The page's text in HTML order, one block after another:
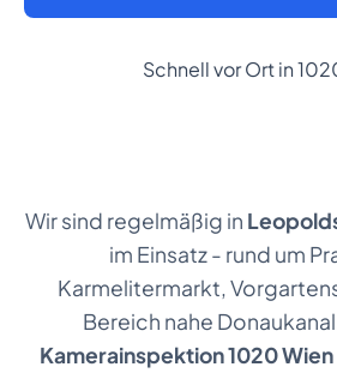
Schnell vor Ort in
Wir sind regelmäßig in
im Einsatz - rund um
Karmelitermarkt,
Bereich nahe
Kamerainspektion 1020 Wien